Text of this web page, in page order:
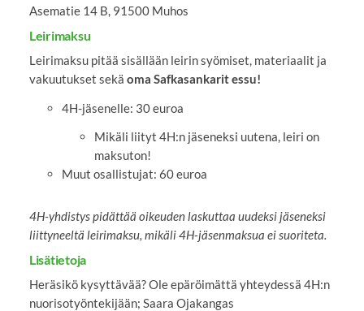
Asematie 14 B, 91500 Muhos
Leirimaksu
Leirimaksu pitää sisällään leirin syömiset, materiaalit ja
vakuutukset sekä oma Safkasankarit essu!
4H-jäsenelle: 30 euroa
Mikäli liityt 4H:n jäseneksi uutena, leiri on
maksuton!
Muut osallistujat: 60 euroa
4H-yhdistys pidättää oikeuden laskuttaa uudeksi jäseneksi
liittyneeltä leirimaksu, mikäli 4H-jäsenmaksua ei suoriteta.
Lisätietoja
Heräsikö kysyttävää? Ole epäröimättä yhteydessä 4H:n
nuorisotyöntekijään; Saara Ojakangas